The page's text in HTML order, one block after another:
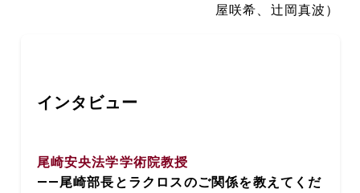
屋咲希、辻岡真波）
インタビュー
尾崎安央法学学術院教授
――尾崎部長とラクロスのご関係を教えてくだ